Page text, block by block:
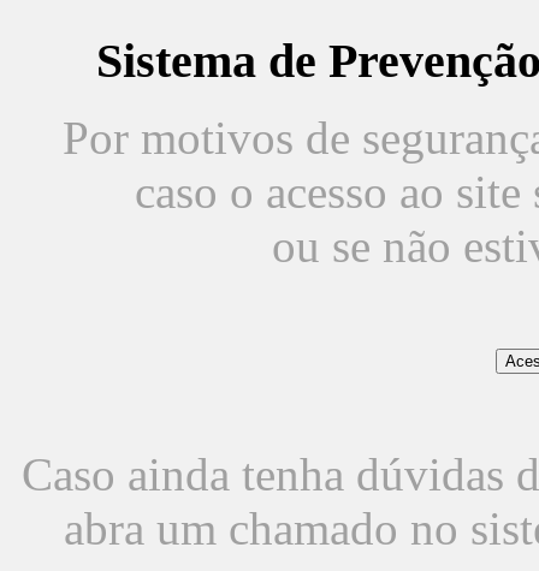
Sistema de
Por motivos de
caso o acesso ao
ou se não
Caso ainda tenha dúvidas
abra um chamado no